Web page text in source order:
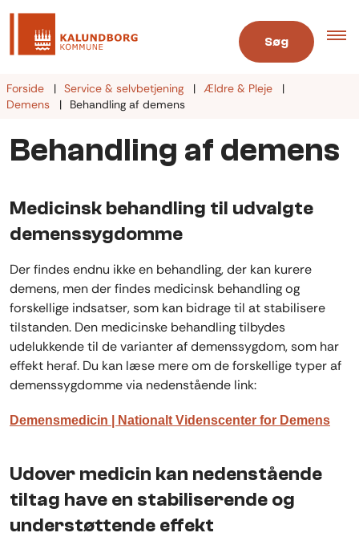
Søg
Forside Service & selvbetjening
Ældre & Pleje
Demens
Behandling af demens
Behandling af demens
Medicinsk behandling til udvalgte
demenssygdomme
Der findes endnu ikke en behandling, der kan kurere
demens, men der findes medicinsk behandling og
forskellige indsatser, som kan bidrage til at stabilisere
tilstanden. Den medicinske behandling tilbydes
udelukkende til de varianter af demenssygdom, som har
effekt heraf. Du kan læse mere om de forskellige typer af
demenssygdomme via nedenstående link:
Demensmedicin | Nationalt Videnscenter for Demens
Udover medicin kan nedenstående
tiltag have en stabiliserende og
understøttende effekt